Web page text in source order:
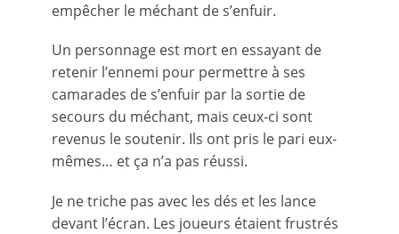
empêcher le méchant de s’enfuir.
Un personnage est mort en essayant de
retenir l’ennemi pour permettre à ses
camarades de s’enfuir par la sortie de
secours du méchant, mais ceux-ci sont
revenus le soutenir. Ils ont pris le pari eux-
mêmes… et ça n’a pas réussi.
Je ne triche pas avec les dés et les lance
devant l’écran. Les joueurs étaient frustrés